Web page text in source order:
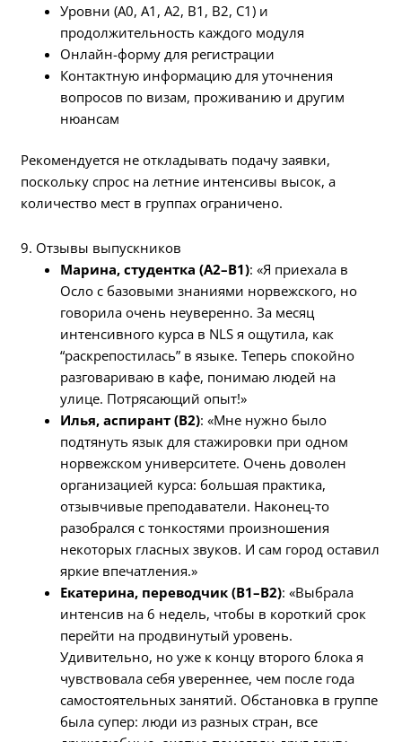
Уровни (A0, A1, A2, B1, B2, C1) и
продолжительность каждого модуля
Онлайн-форму для регистрации
Контактную информацию для уточнения
вопросов по визам, проживанию и другим
нюансам
Рекомендуется не откладывать подачу заявки,
поскольку спрос на летние интенсивы высок, а
количество мест в группах ограничено.
9. Отзывы выпускников
Марина, студентка (A2–B1): «Я приехала в
Осло с базовыми знаниями норвежского, но
говорила очень неуверенно. За месяц
интенсивного курса в NLS я ощутила, как
“раскрепостилась” в языке. Теперь спокойно
разговариваю в кафе, понимаю людей на
улице. Потрясающий опыт!»
Илья, аспирант (B2): «Мне нужно было
подтянуть язык для стажировки при одном
норвежском университете. Очень доволен
организацией курса: большая практика,
отзывчивые преподаватели. Наконец-то
разобрался с тонкостями произношения
некоторых гласных звуков. И сам город оставил
яркие впечатления.»
Екатерина, переводчик (B1–B2): «Выбрала
интенсив на 6 недель, чтобы в короткий срок
перейти на продвинутый уровень.
Удивительно, но уже к концу второго блока я
чувствовала себя увереннее, чем после года
самостоятельных занятий. Обстановка в группе
была супер: люди из разных стран, все